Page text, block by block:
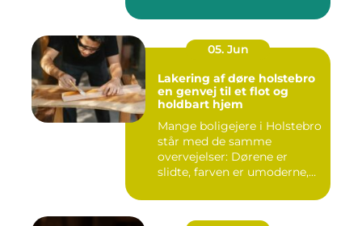
05. Jun
Lakering af døre holstebro
en genvej til et flot og
holdbart hjem
Mange boligejere i Holstebro
står med de samme
overvejelser: Dørene er
slidte, farven er umoderne,